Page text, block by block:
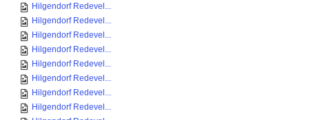
Hilgendorf Redevel...
Hilgendorf Redevel...
Hilgendorf Redevel...
Hilgendorf Redevel...
Hilgendorf Redevel...
Hilgendorf Redevel...
Hilgendorf Redevel...
Hilgendorf Redevel...